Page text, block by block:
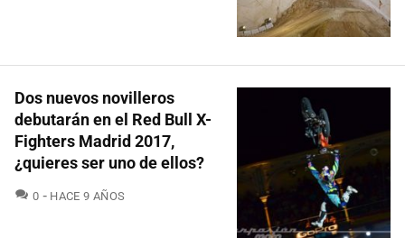
Dos nuevos novilleros
debutarán en el Red Bull X-
Fighters Madrid 2017,
¿quieres ser uno de ellos?
0 COMENTARIOS
HACE 9 AÑOS